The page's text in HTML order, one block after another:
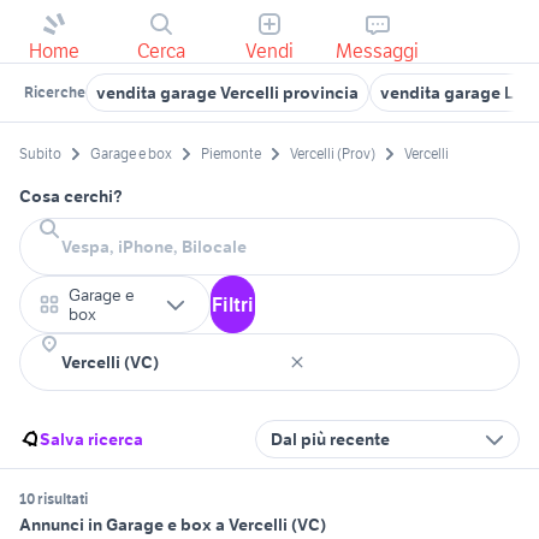
Home Cerca Vendi Messaggi
Ricerche vendita garage Vercelli provincia vendita garage
Subito Garage e box Piemonte Vercelli (Prov) Vercelli
Cosa cerchi?
Garage e
box
Filtri
Salva ricerca Dal più recente
10 risultati
Annunci in Garage e box a Vercelli (VC)